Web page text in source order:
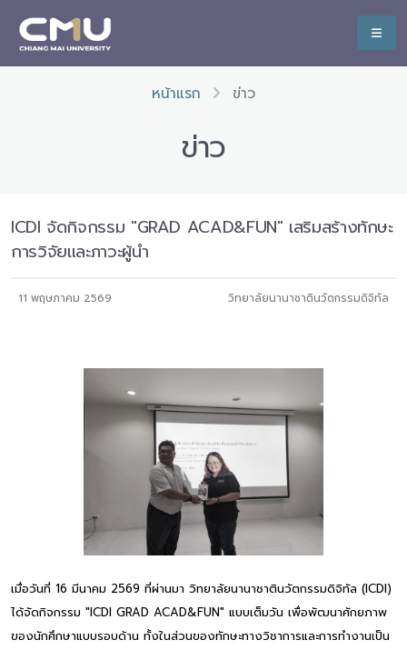
หน้าแรก ข่าว
ข่าว
ICDI จัดกิจกรรม "GRAD ACAD&FUN" เสริมสร้างทักษะ
การวิจัยและภาวะผู้นำ
11 พฤษภาคม 2569 วิทยาลัยนานาชาตินวัตกรรมดิจิทัล
เมื่อวันที่ 16 มีนาคม 2569 ที่ผ่านมา วิทยาลัยนานาชาตินวัตกรรมดิจิทัล (ICDI)
ได้จัดกิจกรรม "ICDI GRAD ACAD&FUN" แบบเต็มวัน เพื่อพัฒนาศักยภาพ
ของนักศึกษาแบบรอบด้าน ทั้งในส่วนของทักษะทางวิชาการและการทำงานเป็น